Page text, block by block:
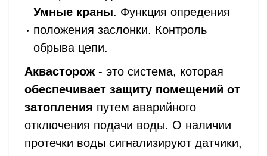
Умные краны. Функция опредения
положения заслонки. Контроль
обрыва цепи.
Аквасторож - это система, которая
обеспечивает защиту помещений от
затопления путем аварийного
отключения подачи воды. О наличии
протечки воды сигнализируют датчики,